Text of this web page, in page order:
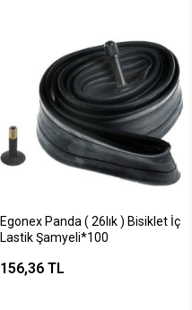
Egonex Panda ( 26lık ) Bisiklet İç
Lastik Şamyeli*100
156,36 TL